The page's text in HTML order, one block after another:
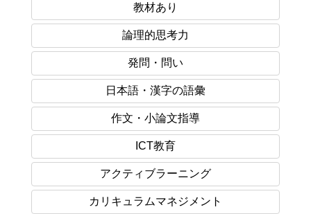
教材あり
論理的思考力
発問・問い
日本語・漢字の語彙
作文・小論文指導
ICT教育
アクティブラーニング
カリキュラムマネジメント